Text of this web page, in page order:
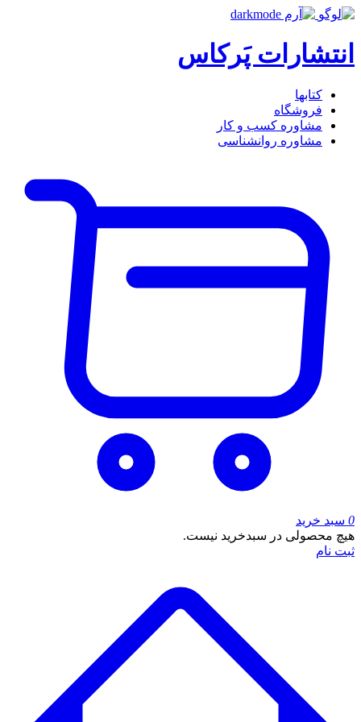
انتشارات پَرکاس
کتاب‎ها
فروشگاه
مشاوره کسب و کار
مشاوره روان‎شناسی
0 سبد خرید
هیچ محصولی در سبدخرید نیست.
ثبت نام